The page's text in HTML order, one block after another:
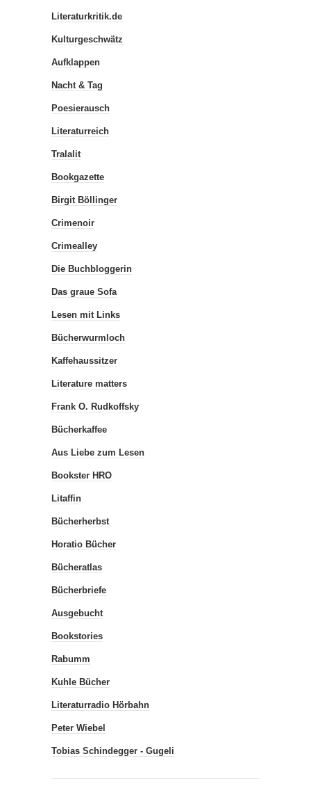
Literaturkritik.de
Kulturgeschwätz
Aufklappen
Nacht & Tag
Poesierausch
Literaturreich
Tralalit
Bookgazette
Birgit Böllinger
Crimenoir
Crimealley
Die Buchbloggerin
Das graue Sofa
Lesen mit Links
Bücherwurmloch
Kaffehaussitzer
Literature matters
Frank O. Rudkoffsky
Bücherkaffee
Aus Liebe zum Lesen
Bookster HRO
Litaffin
Bücherherbst
Horatio Bücher
Bücheratlas
Bücherbriefe
Ausgebucht
Bookstories
Rabumm
Kuhle Bücher
Literaturradio Hörbahn
Peter Wiebel
Tobias Schindegger - Gugeli